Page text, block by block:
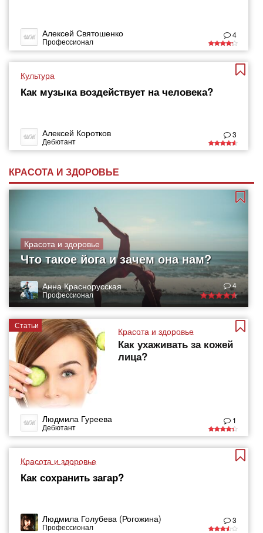
Алексей Святошенко
Профессионал
4
Культура
Как музыка воздействует на человека?
Алексей Коротков
Дебютант
3
КРАСОТА И ЗДОРОВЬЕ
Красота и здоровье
Что такое йога и зачем она нам?
Анна Краснорусская
Профессионал
4
Статьи
Красота и здоровье
Как ухаживать за кожей
лица?
Людмила Гуреева
Дебютант
1
Красота и здоровье
Как сохранить загар?
Людмила Голубева (Рогожина)
Профессионал
3